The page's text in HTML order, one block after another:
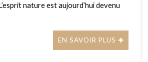
nature est aujourd’hui devenu
EN SAVOIR PLUS